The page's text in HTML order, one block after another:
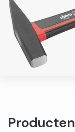
Producten